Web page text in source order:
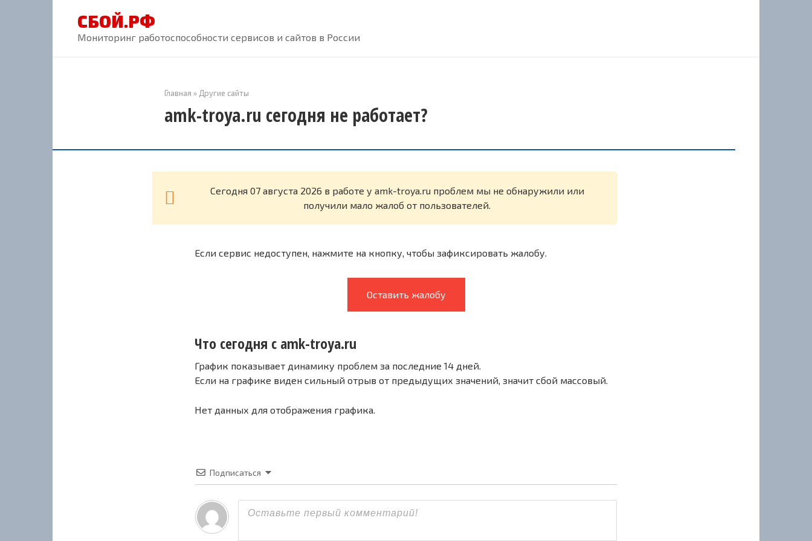
СБОЙ.РФ
Мониторинг работоспособности сервисов и сайтов в России
Главная » Другие сайты
amk-troya.ru сегодня не работает?
Cегодня 07 августа 2026 в работе у amk-troya.ru проблем мы не обнаружили или
получили мало жалоб от пользователей.
Если сервис недоступен, нажмите на кнопку, чтобы зафиксировать жалобу.
Оставить жалобу
Что сегодня с amk-troya.ru
График показывает динамику проблем за последние 14 дней.
Если на графике виден сильный отрыв от предыдущих значений, значит сбой массовый.
Нет данных для отображения графика.
Подписаться